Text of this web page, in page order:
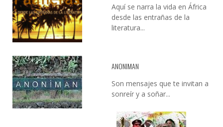
Aquí se narra la vida en África
desde las entrañas de la
literatura...
ANONIMAN
Son mensajes que te invitan a
sonreír y a soñar...